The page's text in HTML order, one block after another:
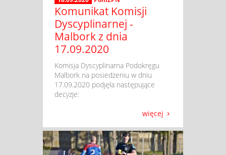
Komunikat Komisji
Dyscyplinarnej -
Malbork z dnia
17.09.2020
​ Komisja Dyscyplinarna Podokręgu
Malbork na posiedzeniu w dniu
17.09.2020 podjęła następujące
decyzje:
więcej